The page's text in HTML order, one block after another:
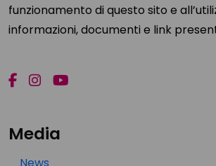
funzionamento di questo sito e
informazioni, documenti e link
Media